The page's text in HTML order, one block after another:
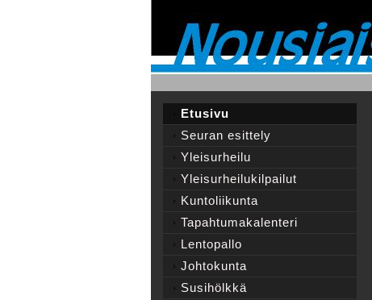
Etusivu
Seuran esittely
Yleisurheilu
Yleisurheilukilpailut
Kuntoliikunta
Tapahtumakalenteri
Lentopallo
Johtokunta
Susihölkkä